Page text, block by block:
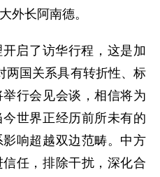
外长阿南德。
启了访华行程，这是加
两国关系具有转折性、标
行会见会谈，相信将为
世界正经历前所未有的
响超越双边范畴。中方
任，排除干扰，深化合